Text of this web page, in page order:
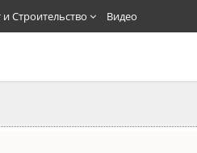
Строительство Видео